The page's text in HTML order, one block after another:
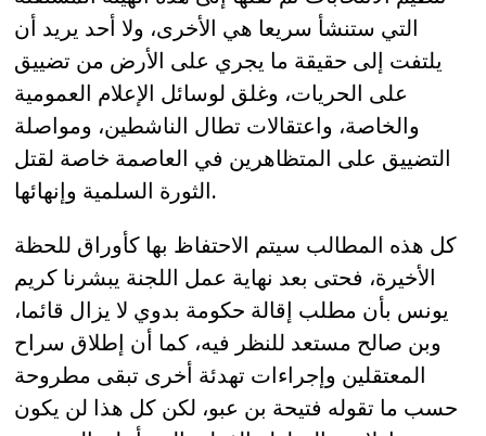
التي ستنشأ سريعا هي الأخرى، ولا أحد يريد أن
يلتفت إلى حقيقة ما يجري على الأرض من تضييق
على الحريات، وغلق لوسائل الإعلام العمومية
والخاصة، واعتقالات تطال الناشطين، ومواصلة
التضييق على المتظاهرين في العاصمة خاصة لقتل
الثورة السلمية وإنهائها.
كل هذه المطالب سيتم الاحتفاظ بها كأوراق للحظة
الأخيرة، فحتى بعد نهاية عمل اللجنة يبشرنا كريم
يونس بأن مطلب إقالة حكومة بدوي لا يزال قائما،
وبن صالح مستعد للنظر فيه، كما أن إطلاق سراح
المعتقلين وإجراءات تهدئة أخرى تبقى مطروحة
حسب ما تقوله فتيحة بن عبو، لكن كل هذا لن يكون